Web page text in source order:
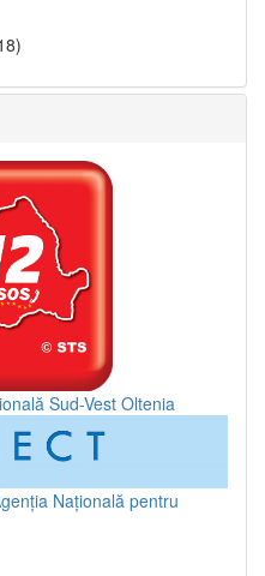
Sud-Vest Oltenia
Națională pentru